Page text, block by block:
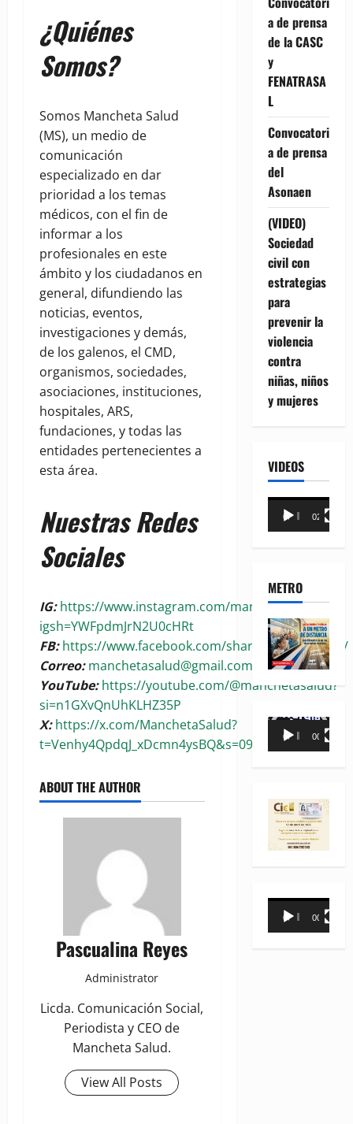
¿Quiénes
Somos?
Somos Mancheta Salud
(MS), un medio de
comunicación
especializado en dar
prioridad a los temas
médicos, con el fin de
informar a los
profesionales en este
ámbito y los ciudadanos en
general, difundiendo las
noticias, eventos,
investigaciones y demás,
de los galenos, el CMD,
organismos, sociedades,
asociaciones, instituciones,
hospitales, ARS,
fundaciones, y todas las
entidades pertenecientes a
esta área.
Nuestras Redes
Sociales
IG:https://www.instagram.com/manchetasalud?
igsh=YWFpdmJrN2U0cHRt
FB:https://www.facebook.com/share/1BoaKRywuG/
Correo:manchetasalud@gmail.com
YouTube: https://youtube.com/@manchetasalud?
si=n1GXvQnUhKLHZ35P
X:https://x.com/ManchetaSalud?
t=Venhy4QpdqJ_xDcmn4ysBQ&s=09
ABOUT THE AUTHOR
Pascualina Reyes
Administrator
Licda. Comunicación Social,
Periodista y CEO de
Mancheta Salud.
View All Posts
a de prensa
de la CASC
y
FENATRASA
L
Convocatori
a de prensa
del
Asonaen
(VIDEO)
Sociedad
civil con
estrategias
para
prevenir la
violencia
contra
niñas, niños
y mujeres
VIDEOS
Reproductor
00:00 02:18
METRO
Reproductor
00:00 00:35
Reproductor
00:00 00:31